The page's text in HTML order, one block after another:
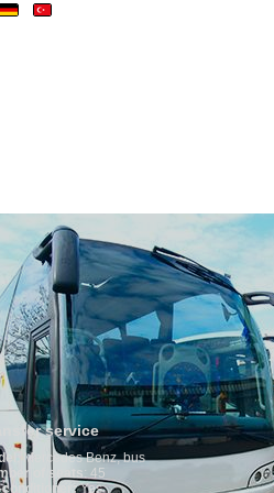
Hotels in
We have all hotels in